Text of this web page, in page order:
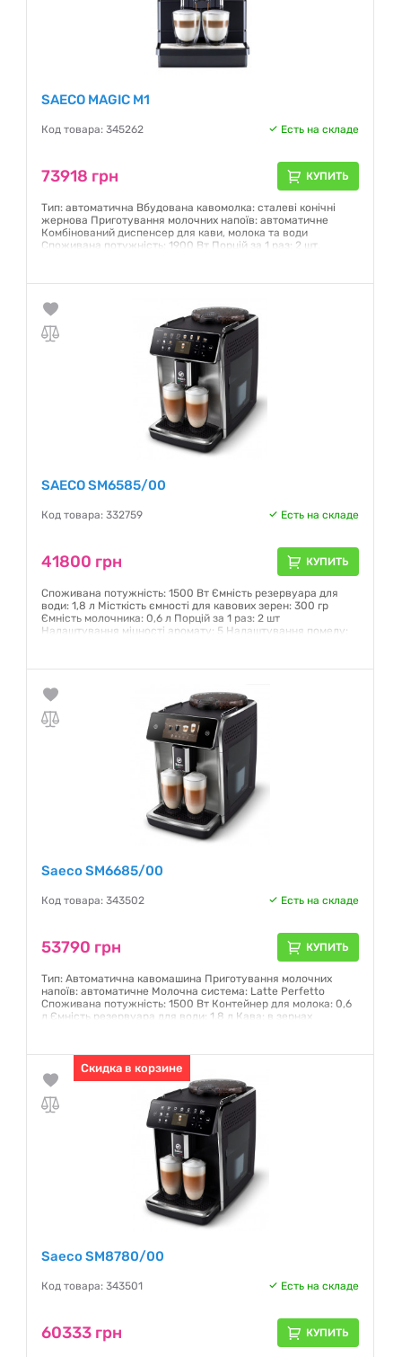
SAECO MAGIC M1
Код товара: 345262 Есть на складе
73918 грн КУПИТЬ
Тип: автоматична Вбудована кавомолка: сталеві конічні
жернова Приготування молочних напоїв: автоматичне
Комбінований диспенсер для кави, молока та води
Споживана потужність: 1900 Вт Порцій за 1 раз: 2 шт.
кольоровий Дистанційне керування через Saeco Pro.Up
SAECO SM6585/00
Код товара: 332759 Есть на складе
41800 грн КУПИТЬ
Споживана потужність: 1500 Вт Ємність резервуара для
води: 1,8 л Місткість ємності для кавових зерен: 300 гр
Ємність молочника: 0,6 л Порцій за 1 раз: 2 шт
Налаштування міцності аромату: 5 Налаштування помелу:
Saeco SM6685/00
Код товара: 343502 Есть на складе
53790 грн КУПИТЬ
Тип: Автоматична кавомашина Приготування молочних
напоїв: автоматичне Молочна система: Latte Perfetto
Споживана потужність: 1500 Вт Контейнер для молока: 0,6
л Ємність резервуара для води: 1,8 л Кава: в зернах
дисплей
Гарантия:12 месяцев
Скидка в корзине
Saeco SM8780/00
Код товара: 343501 Есть на складе
60333 грн КУПИТЬ